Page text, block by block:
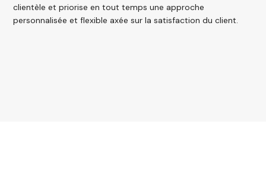
clientèle et priorise en tout temps une approche
personnalisée et flexible axée sur la satisfaction du client.